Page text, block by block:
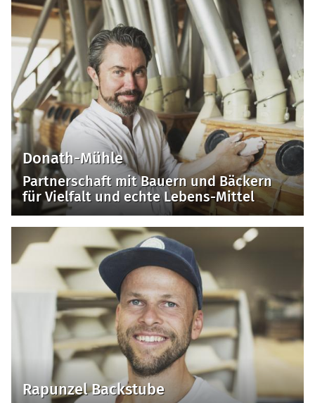
Donath-Mühle
Partnerschaft mit Bauern und Bäckern
für Vielfalt und echte Lebens-Mittel
Rapunzel Backstube